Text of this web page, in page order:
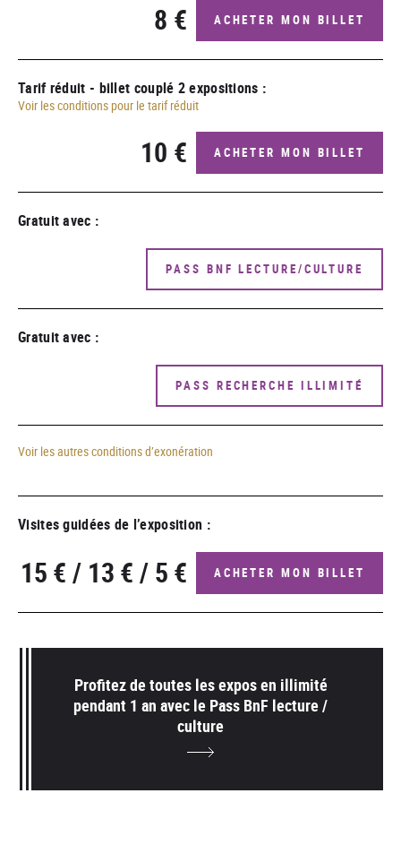
8 € ACHETER MON BILLET
Tarif réduit - billet couplé 2 expositions :
Voir les conditions pour le tarif réduit
10 € ACHETER MON BILLET
Gratuit avec :
PASS BNF LECTURE/CULTURE
Gratuit avec :
PASS RECHERCHE ILLIMITÉ
Voir les autres conditions d’exonération
Visites guidées de l’exposition :
15 €/ 13 €/5 € ACHETER MON BILLET
Profitez de toutes les expos en illimité
pendant 1 an avec le Pass BnF lecture /
culture